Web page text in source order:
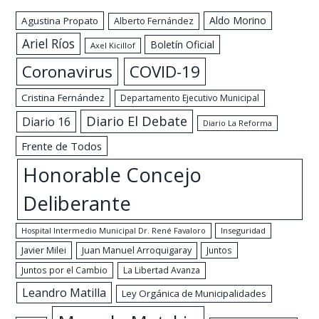
Agustina Propato Alberto Fernández Aldo Morino
Ariel Ríos Axel Kicillof Boletín Oficial
Coronavirus COVID-19
Cristina Fernández Departamento Ejecutivo Municipal
Diario 16 Diario El Debate Diario La Reforma
Frente de Todos
Honorable Concejo
Deliberante
Hospital Intermedio Municipal Dr. René Favaloro Inseguridad
Javier Milei Juan Manuel Arroquigaray
Juntos
Juntos por el Cambio
La Libertad Avanza
Leandro Matilla Ley Orgánica de Municipalidades